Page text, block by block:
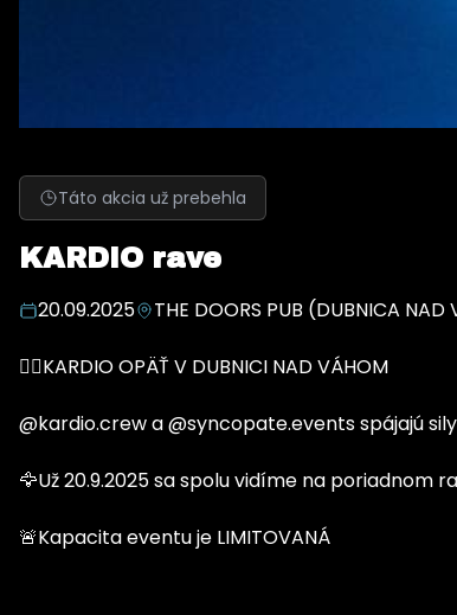
Táto akcia už prebehla
KARDIO rave
20.09.2025 THE DOORS PUB (DUBNICA NAD
🏋️‍♂️KARDIO OPÄŤ V DUBNICI NAD VÁHOM
@kardio.crew a @syncopate.events spájajú
🦅Už 20.9.2025 sa spolu vidíme na
🚨Kapacita eventu je LIMITOVANÁ